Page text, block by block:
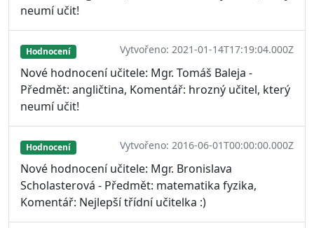
neumí učit!
Hodnocení Vytvořeno: 2021-01-14T17:19:04.000Z
Nové hodnocení učitele: Mgr. Tomáš Baleja -
Předmět: angličtina, Komentář: hrozný učitel, který
neumí učit!
Hodnocení Vytvořeno: 2016-06-01T00:00:00.000Z
Nové hodnocení učitele: Mgr. Bronislava
Scholasterová - Předmět: matematika fyzika,
Komentář: Nejlepší třídní učitelka :)